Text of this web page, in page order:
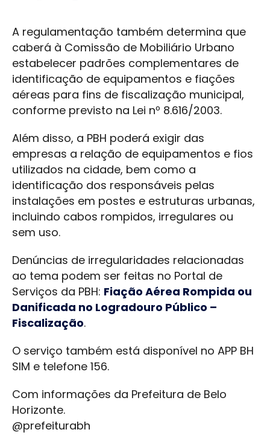
A regulamentação também determina que
caberá à Comissão de Mobiliário Urbano
estabelecer padrões complementares de
identificação de equipamentos e fiações
aéreas para fins de fiscalização municipal,
conforme previsto na Lei nº 8.616/2003.
Além disso, a PBH poderá exigir das
empresas a relação de equipamentos e fios
utilizados na cidade, bem como a
identificação dos responsáveis pelas
instalações em postes e estruturas urbanas,
incluindo cabos rompidos, irregulares ou
sem uso.
Denúncias de irregularidades relacionadas
ao tema podem ser feitas no Portal de
Serviços da PBH: Fiação Aérea Rompida ou
Danificada no Logradouro Público –
Fiscalização.
O serviço também está disponível no APP BH
SIM e telefone 156.
Com informações da Prefeitura de Belo
Horizonte.
@prefeiturabh